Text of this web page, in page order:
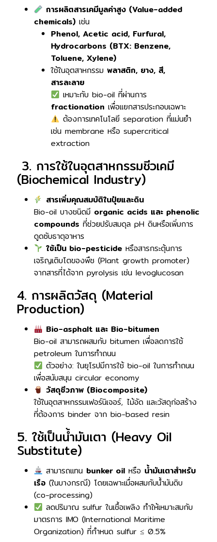
การผลิตสารเคมีมูลค่าสูง (Value-added
chemicals) เช่น
Phenol, Acetic acid, Furfural,
Hydrocarbons (BTX: Benzene,
Toluene, Xylene)
ใช้ในอุตสาหกรรม พลาสติก, ยาง, สี,
สารละลาย
เหมาะกับ bio-oil ที่ผ่านการ
fractionation เพื่อแยกสารประกอบเฉพาะ
ต้องการเทคโนโลยี separation ที่แม่นยำ
เช่น membrane หรือ supercritical
extraction
3. การใช้ในอุตสาหกรรมชีวเคมี
(Biochemical Industry)
สารเพิ่มคุณสมบัติในปุ๋ยและดิน
Bio-oil บางชนิดมี organic acids และ phenolic
compounds ที่ช่วยปรับสมดุล pH ดินหรือเพิ่มการ
ดูดซับธาตุอาหาร
ใช้เป็น bio-pesticide หรือสารกระตุ้นการ
เจริญเติบโตของพืช (Plant growth promoter)
จากสารที่ได้จาก pyrolysis เช่น levoglucosan
4. การผลิตวัสดุ (Material
Production)
Bio-asphalt และ Bio-bitumen
Bio-oil สามารถผสมกับ bitumen เพื่อลดการใช้
petroleum ในการทำถนน
ตัวอย่าง: ในยุโรปมีการใช้ bio-oil ในการทำถนน
เพื่อสนับสนุน circular economy
วัสดุชีวภาพ (Biocomposite)
ใช้ในอุตสาหกรรมเฟอร์นิเจอร์, ไม้อัด และวัสดุก่อสร้าง
ที่ต้องการ binder จาก bio-based resin
5. ใช้เป็นน้ำมันเตา (Heavy Oil
Substitute)
สามารถแทน bunker oil หรือ น้ำมันเตาสำหรับ
เรือ (ในบางกรณี) โดยเฉพาะเมื่อผสมกับน้ำมันดิบ
(co-processing)
ลดปริมาณ sulfur ในเชื้อเพลิง ทำให้เหมาะสมกับ
มาตรการ IMO (International Maritime
Organization) ที่กำหนด sulfur ≤ 0.5%